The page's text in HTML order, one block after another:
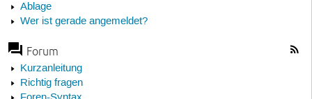
Ablage
Wer ist gerade angemeldet?
Forum
Kurzanleitung
Richtig fragen